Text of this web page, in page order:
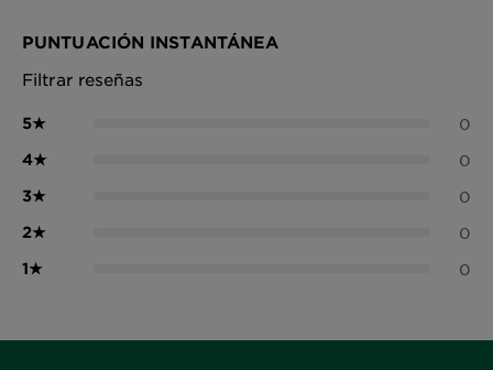
PUNTUACIÓN INSTANTÁNEA
Filtrar reseñas
5★ 0
4★ 0
3★ 0
2★ 0
1★ 0